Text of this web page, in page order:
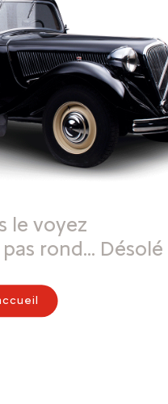
le voyez
rond… Désolé